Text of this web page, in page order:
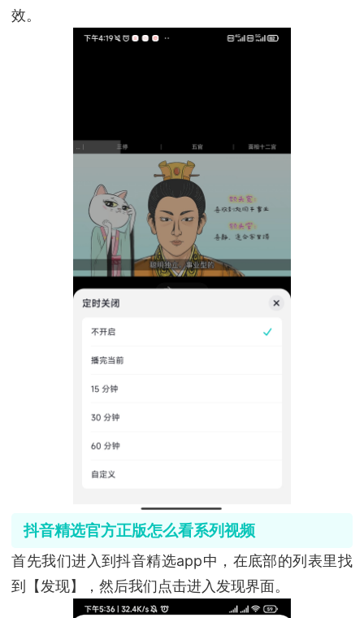
效。
抖音精选官方正版怎么看系列视频
首先我们进入到抖音精选app中，在底部的列表里找
到【发现】，然后我们点击进入发现界面。